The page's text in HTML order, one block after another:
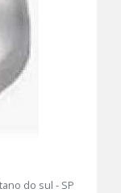
do sul - SP